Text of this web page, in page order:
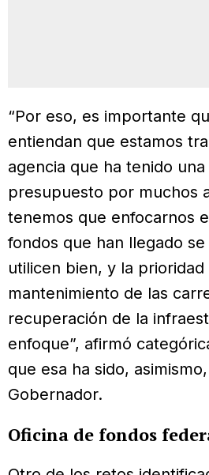
“Por eso, es importante
entiendan que estamos
agencia que ha tenido
presupuesto por muchos
tenemos que enfocarnos
fondos que han llegado
utilicen bien, y la prioridad
mantenimiento de las
recuperación de la
enfoque”, afirmó
que esa ha sido,
Gobernador.
Oficina de fondos